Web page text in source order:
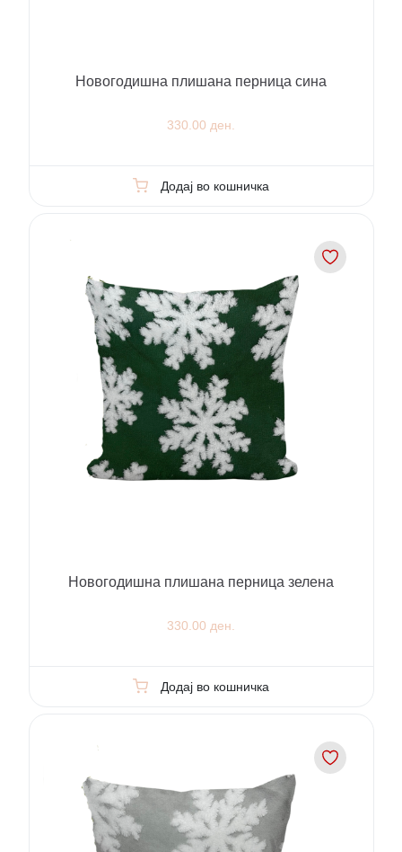
Новогодишна плишана перница сина
330.00 ден.
Додај во кошничка
Новогодишна плишана перница зелена
330.00 ден.
Додај во кошничка